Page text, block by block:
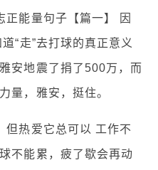
正能量句子【篇一】 因
“走”去打球的真正意义
安地震了捐了500万，而
量，雅安，挺住。
但热爱它总可以 工作不
不能累，疲了歇会再动